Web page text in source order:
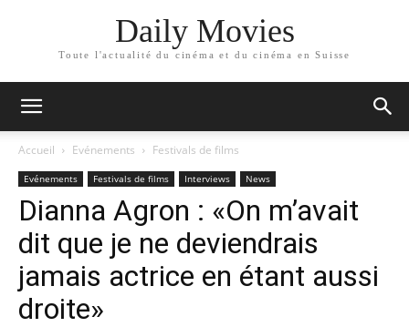
Daily Movies
Toute l'actualité du cinéma et du cinéma en Suisse
Accueil Evénements Festivals de films
Evénements Festivals de films Interviews News
Dianna Agron : «On m’avait
dit que je ne deviendrais
jamais actrice en étant aussi
droite»